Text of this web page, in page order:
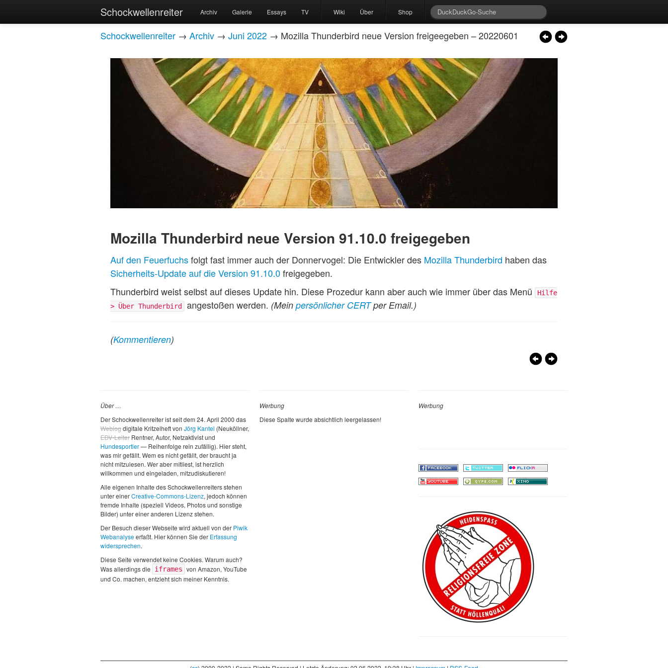
Schockwellenreiter Archiv Galerie Essays TV Wiki Über Shop
Schockwellenreiter → Archiv → Juni 2022 → Mozilla Thunderbird neue Version freigeegeben – 20220601
Mozilla Thunderbird neue Version 91.10.0 freigegeben
Auf den Feuerfuchsfolgt fast immer auch der Donnervogel: Die Entwickler des Mozilla Thunderbird haben das
Sicherheits-Update auf die Version 91.10.0freigegeben.
Thunderbird weist selbst auf dieses Update hin. Diese Prozedur kann aber auch wie immer über das Menü
Hilfe
> Über Thunderbird
angestoßen werden. (Mein persönlicher CERTper Email.)
(Kommentieren)
Über …
Der Schockwellenreiter ist seit dem 24. April 2000 das
Weblogdigitale Kritzelheft von Jörg Kantel (Neuköllner,
EDV-Leiter Rentner, Autor, Netzaktivist und
Hundesportler— Reihenfolge rein zufällig). Hier steht,
was mir gefällt. Wem es nicht gefällt, der braucht ja
nicht mitzulesen. Wer aber mitliest, ist herzlich
willkommen und eingeladen, mitzudiskutieren!
Alle eigenen Inhalte des Schockwellenreiters stehen
unter einerCreative-Commons-Lizenz, jedoch können
fremde Inhalte (speziell Videos, Photos und sonstige
Bilder) unter einer anderen Lizenz stehen.
Der Besuch dieser Webseite wird aktuell von der Piwik
Webanalyseerfaßt. Hier können Sie der Erfassung
widersprechen.
Diese Seite verwendet keine Cookies. Warum auch?
Was allerdings die
iframes von Amazon, YouTube
und Co. machen, entzieht sich meiner Kenntnis.
Werbung
Diese Spalte wurde absichtlich leergelassen!
Werbung